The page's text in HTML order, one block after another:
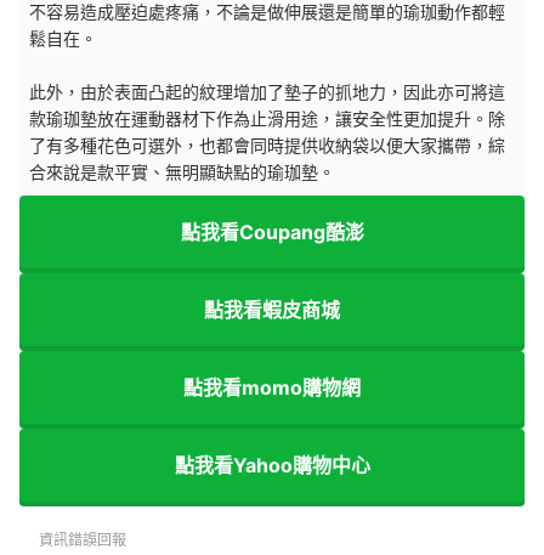
不容易造成壓迫處疼痛，不論是做伸展還是簡單的瑜珈動作都輕
鬆自在。
此外，由於表面凸起的紋理增加了墊子的抓地力，因此亦可將這
款瑜珈墊放在運動器材下作為止滑用途，讓安全性更加提升。除
了有多種花色可選外，也都會同時提供收納袋以便大家攜帶，綜
合來說是款平實、無明顯缺點的瑜珈墊。
點我看Coupang酷澎
點我看蝦皮商城
點我看momo購物網
點我看Yahoo購物中心
資訊錯誤回報